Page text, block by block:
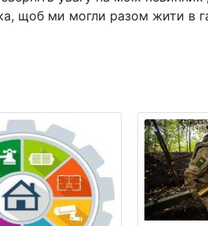
щоб ми могли разом жити в